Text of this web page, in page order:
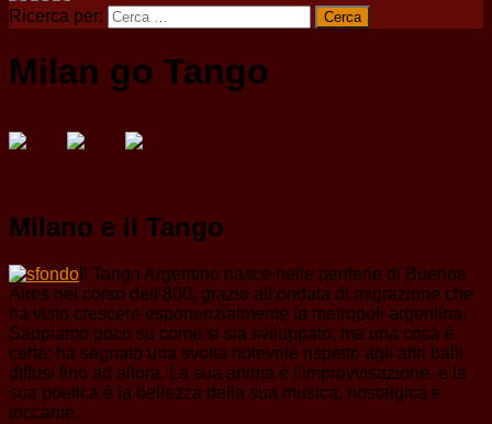
Ricerca per:
Milan go Tango
Milano e il Tango
Il Tango Argentino nasce nelle periferie di Buenos
Aires nel corso dell’800, grazie all’ondata di migrazione che
ha visto crescere esponenzialmente la metropoli argentina.
Sappiamo poco su come si sia sviluppato, ma una cosa è
certa: ha segnato una svolta notevole rispetto agli altri balli
diffusi fino ad allora. La sua anima è l’improvvisazione, e la
sua poetica è la bellezza della sua musica, nostalgica e
toccante.